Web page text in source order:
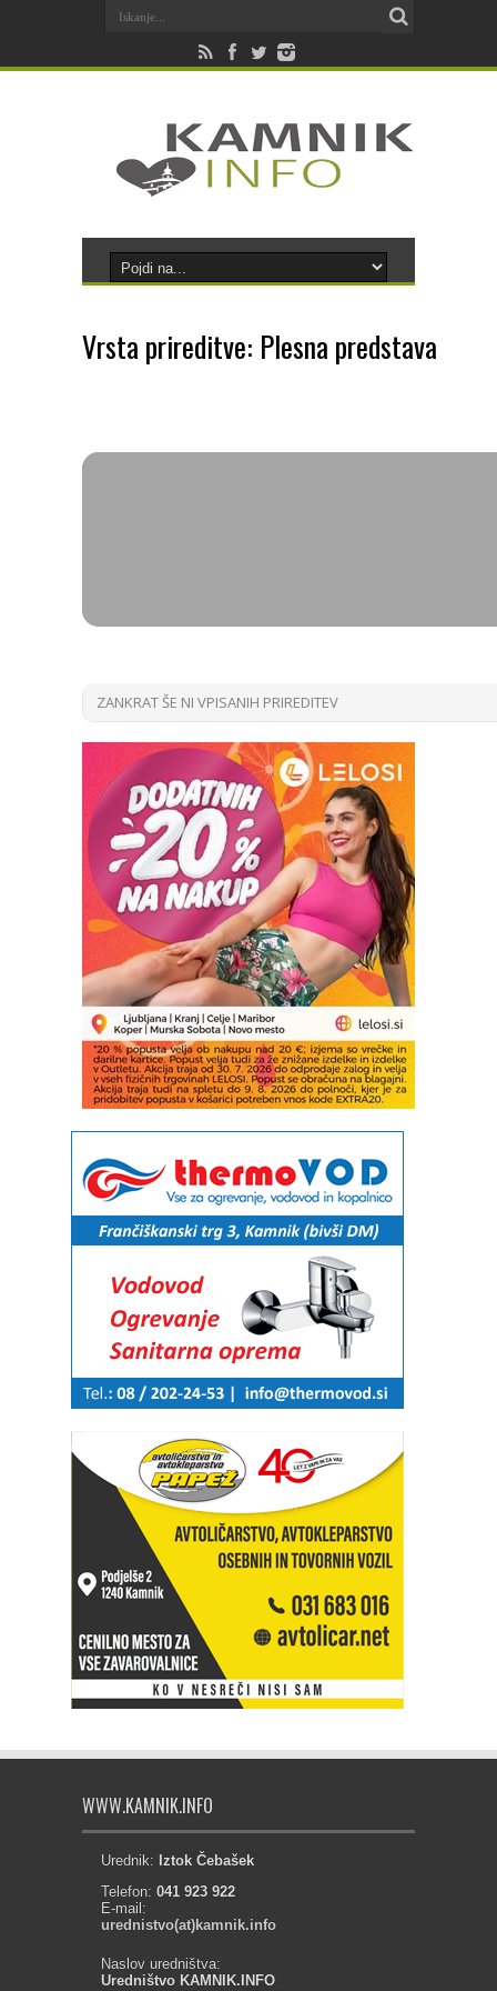
Vrsta prireditve: Plesna predstava
ZANKRAT ŠE NI VPISANIH PRIREDITEV
WWW.KAMNIK.INFO
Urednik: Iztok Čebašek
Telefon: 041 923 922
E-mail:
urednistvo(at)kamnik.info
Naslov uredništva:
Uredništvo KAMNIK.INFO